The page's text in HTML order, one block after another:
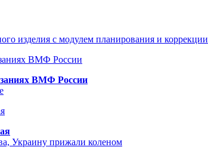
изделия с модулем планирования и коррекции
ВМФ России
Украину прижали коленом